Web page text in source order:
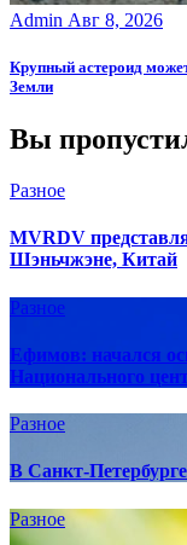
Admin Авг 8, 2026
Крупный астероид
Земли
Вы
Разное
MVRDV
Шэньчжэне, Китай
Разное
Ефимов: начался
Национального
Разное
В Санкт-
Разное